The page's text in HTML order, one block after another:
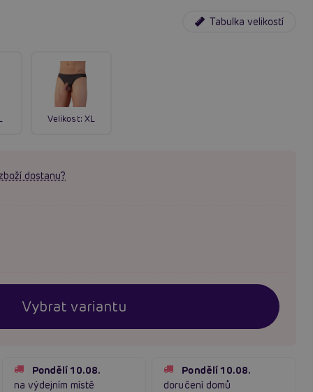
Tabulka velikostí
Velikost: XL
dostanu?
Vybrat variantu
Pondělí 10.08.
na výdejním místě
Pondělí 10.08.
doručení domů